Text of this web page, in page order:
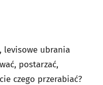
levisowe ubrania
postarzać,
czego przerabiać?